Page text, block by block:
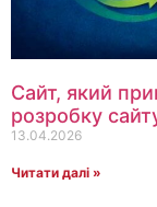
Сайт, який
розробку
13.04.2026
Читати далі »